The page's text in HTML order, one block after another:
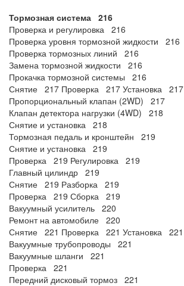
Тормозная система 216
Проверка и регулировка 216
Проверка уровня тормозной жидкости 216
Проверка тормозных линий 216
Замена тормозной жидкости 216
Прокачка тормозной системы 216
Снятие 217 Проверка 217 Установка 217
Пропорциональный клапан (2WD) 217
Клапан детектора нагрузки (4WD) 218
Снятие и установка 218
Тормозная педаль и кронштейн 219
Снятие и установка 219
Проверка 219 Регулировка 219
Главный цилиндр 219
Снятие 219 Разборка 219
Проверка 219 Сборка 219
Вакуумный усилитель 220
Ремонт на автомобиле 220
Снятие 221 Проверка 221 Установка 221
Вакуумные трубопроводы 221
Вакуумные шланги 221
Проверка 221
Передний дисковый тормоз 221